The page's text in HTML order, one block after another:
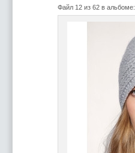
Файл 12 из 62 в альбоме: